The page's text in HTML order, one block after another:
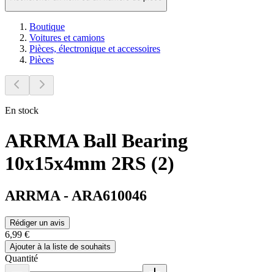
Boutique
Voitures et camions
Pièces, électronique et accessoires
Pièces
En stock
ARRMA Ball Bearing
10x15x4mm 2RS (2)
ARRMA - ARA610046
Rédiger un avis
6,99 €
Ajouter à la liste de souhaits
Quantité